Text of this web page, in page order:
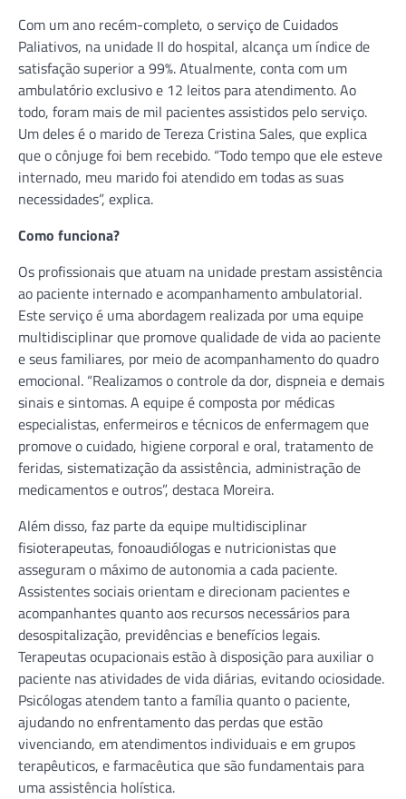
Com um ano recém-completo, o serviço de Cuidados
Paliativos, na unidade II do hospital, alcança um índice de
satisfação superior a 99%. Atualmente, conta com um
ambulatório exclusivo e 12 leitos para atendimento. Ao
todo, foram mais de mil pacientes assistidos pelo serviço.
Um deles é o marido de Tereza Cristina Sales, que explica
que o cônjuge foi bem recebido. “Todo tempo que ele esteve
internado, meu marido foi atendido em todas as suas
necessidades”, explica.
Como funciona?
Os profissionais que atuam na unidade prestam assistência
ao paciente internado e acompanhamento ambulatorial.
Este serviço é uma abordagem realizada por uma equipe
multidisciplinar que promove qualidade de vida ao paciente
e seus familiares, por meio de acompanhamento do quadro
emocional. “Realizamos o controle da dor, dispneia e demais
sinais e sintomas. A equipe é composta por médicas
especialistas, enfermeiros e técnicos de enfermagem que
promove o cuidado, higiene corporal e oral, tratamento de
feridas, sistematização da assistência, administração de
medicamentos e outros”, destaca Moreira.
Além disso, faz parte da equipe multidisciplinar
fisioterapeutas, fonoaudiólogas e nutricionistas que
asseguram o máximo de autonomia a cada paciente.
Assistentes sociais orientam e direcionam pacientes e
acompanhantes quanto aos recursos necessários para
desospitalização, previdências e benefícios legais.
Terapeutas ocupacionais estão à disposição para auxiliar o
paciente nas atividades de vida diárias, evitando ociosidade.
Psicólogas atendem tanto a família quanto o paciente,
ajudando no enfrentamento das perdas que estão
vivenciando, em atendimentos individuais e em grupos
terapêuticos, e farmacêutica que são fundamentais para
uma assistência holística.